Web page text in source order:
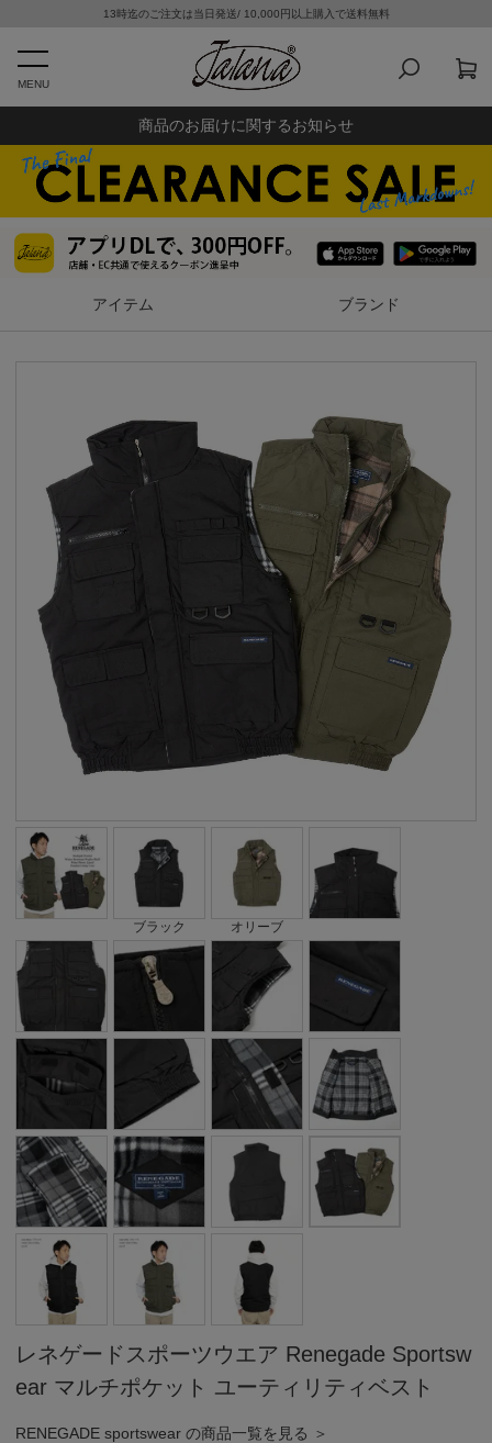
13時迄のご注文は当日発送/ 10,000円以上購入で送料無料
MENU
商品のお届けに関するお知らせ
アイテム ブランド
ブラック オリーブ
レネゲードスポーツウエア Renegade Sportsw
ear マルチポケット ユーティリティベスト
RENEGADE sportswear の商品一覧を見る ＞